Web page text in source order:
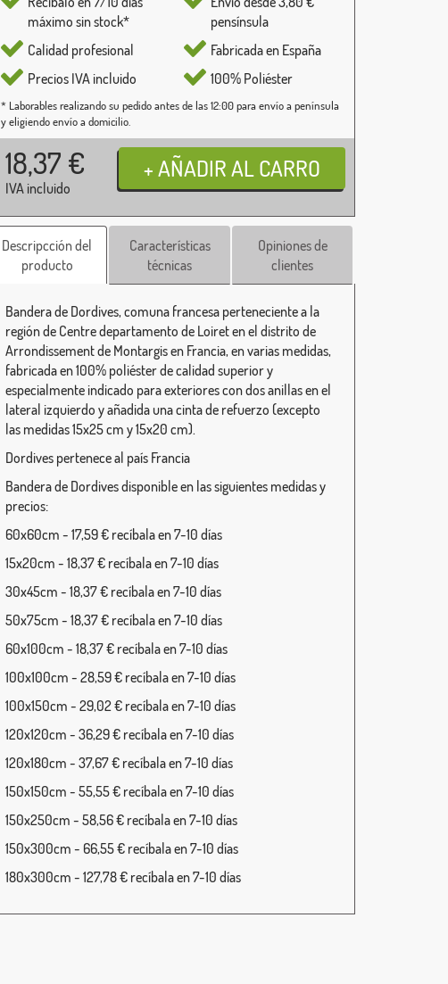
máximo sin stock*
Calidad profesional
Precios IVA incluido
pensínsula
Fabricada en España
100% Poliéster
* Laborables realizando su pedido antes de las 12:00 para envío a península
y eligiendo envío a domicilio.
18,37 €
IVA incluido
Descripcción del
producto
Características
técnicas
Opiniones de
clientes
Bandera de Dordives, comuna francesa perteneciente a la
región de Centre departamento de Loiret en el distrito de
Arrondissement de Montargis en Francia, en varias medidas,
fabricada en 100% poliéster de calidad superior y
especialmente indicado para exteriores con dos anillas en el
lateral izquierdo y añadida una cinta de refuerzo (excepto
las medidas 15x25 cm y 15x20 cm).
Dordives pertenece al país Francia
Bandera de Dordives disponible en las siguientes medidas y
precios:
60x60cm - 17,59 € recíbala en 7-10 días
15x20cm - 18,37 € recíbala en 7-10 días
30x45cm - 18,37 € recíbala en 7-10 días
50x75cm - 18,37 € recíbala en 7-10 días
60x100cm - 18,37 € recíbala en 7-10 días
100x100cm - 28,59 € recíbala en 7-10 días
100x150cm - 29,02 € recíbala en 7-10 días
120x120cm - 36,29 € recíbala en 7-10 días
120x180cm - 37,67 € recíbala en 7-10 días
150x150cm - 55,55 € recíbala en 7-10 días
150x250cm - 58,56 € recíbala en 7-10 días
150x300cm - 66,55 € recíbala en 7-10 días
180x300cm - 127,78 € recíbala en 7-10 días